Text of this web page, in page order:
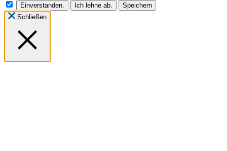
Einverstanden. Ich lehne ab.
Speichern
Schließen